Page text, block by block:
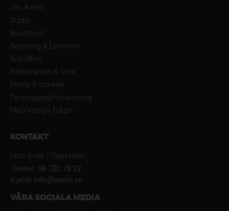
Om Assist
Guider
Kundtjänst
Betalning & Leverans
Köpvillkor
Reklamation & retur
Policy & cookies
Personuppgiftshantering
FAQ/Vanliga frågor
Kontakt
Hitta Butik / Öppettider
Telefon:08-720 28 22
E-post:Info@assist.se
Våra sociala media